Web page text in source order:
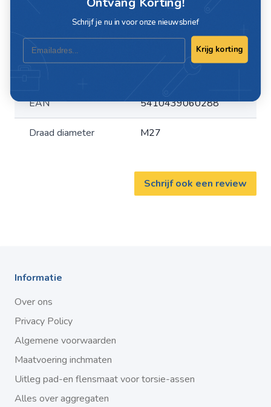
Merk
Staal verzinkt
EAN 5410439060288
Draad diameter M27
Schrijf ook een review
Informatie
Over ons
Privacy Policy
Algemene voorwaarden
Maatvoering inchmaten
Uitleg pad-en flensmaat voor torsie-assen
Alles over aggregaten
Schrijf je nu in voor onze nieuwsbrief
Email
Krijg korting